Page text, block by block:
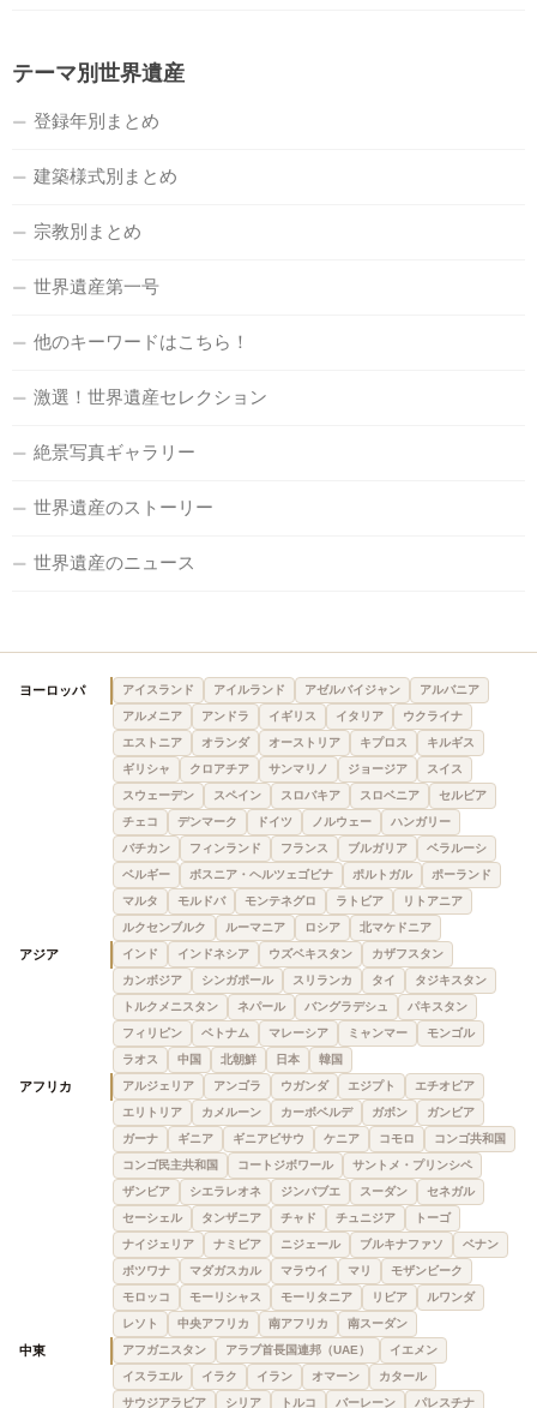
テーマ別世界遺産
登録年別まとめ
建築様式別まとめ
宗教別まとめ
世界遺産第一号
他のキーワードはこちら！
激選！世界遺産セレクション
絶景写真ギャラリー
世界遺産のストーリー
世界遺産のニュース
ヨーロッパ アイスランド アイルランド アゼルバイジャン
アルバニア
アルメニア
アンドラ イギリス イタリア
ウクライナ
エストニア
オランダ オーストリア キプロス
キルギス
ギリシャ
クロアチア サンマリノ ジョージア
スイス
スウェーデン
スペイン スロバキア スロベニア
セルビア
チェコ
デンマーク ドイツ ノルウェー
ハンガリー
バチカン
フィンランド フランス ブルガリア
ベラルーシ
ベルギー
ボスニア・ヘルツェゴビナ ポルトガル
ポーランド
マルタ
モルドバ モンテネグロ ラトビア
リトアニア
ルクセンブルク
ルーマニア ロシア 北マケドニア
アジア インド インドネシア ウズベキスタン
カザフスタン
カンボジア
シンガポール スリランカ タイ
タジキスタン
トルクメニスタン
ネパール バングラデシュ
パキスタン
フィリピン
ベトナム マレーシア ミャンマー
モンゴル
ラオス
中国 北朝鮮 日本 韓国
アフリカ アルジェリア アンゴラ ウガンダ エジプト
エチオピア
エリトリア
カメルーン カーボベルデ ガボン
ガンビア
ガーナ
ギニア ギニアビサウ ケニア コモロ
コンゴ共和国
コンゴ民主共和国
コートジボワール
サントメ・プリンシペ
ザンビア
シエラレオネ ジンバブエ スーダン
セネガル
セーシェル
タンザニア チャド チュニジア
トーゴ
ナイジェリア
ナミビア ニジェール ブルキナファソ
ベナン
ボツワナ
マダガスカル マラウイ マリ
モザンビーク
モロッコ
モーリシャス モーリタニア リビア
ルワンダ
レソト
中央アフリカ 南アフリカ 南スーダン
中東 アフガニスタン アラブ首長国連邦（UAE）
イエメン
イスラエル
イラク イラン オマーン
カタール
サウジアラビア
シリア トルコ バーレーン パレスチナ